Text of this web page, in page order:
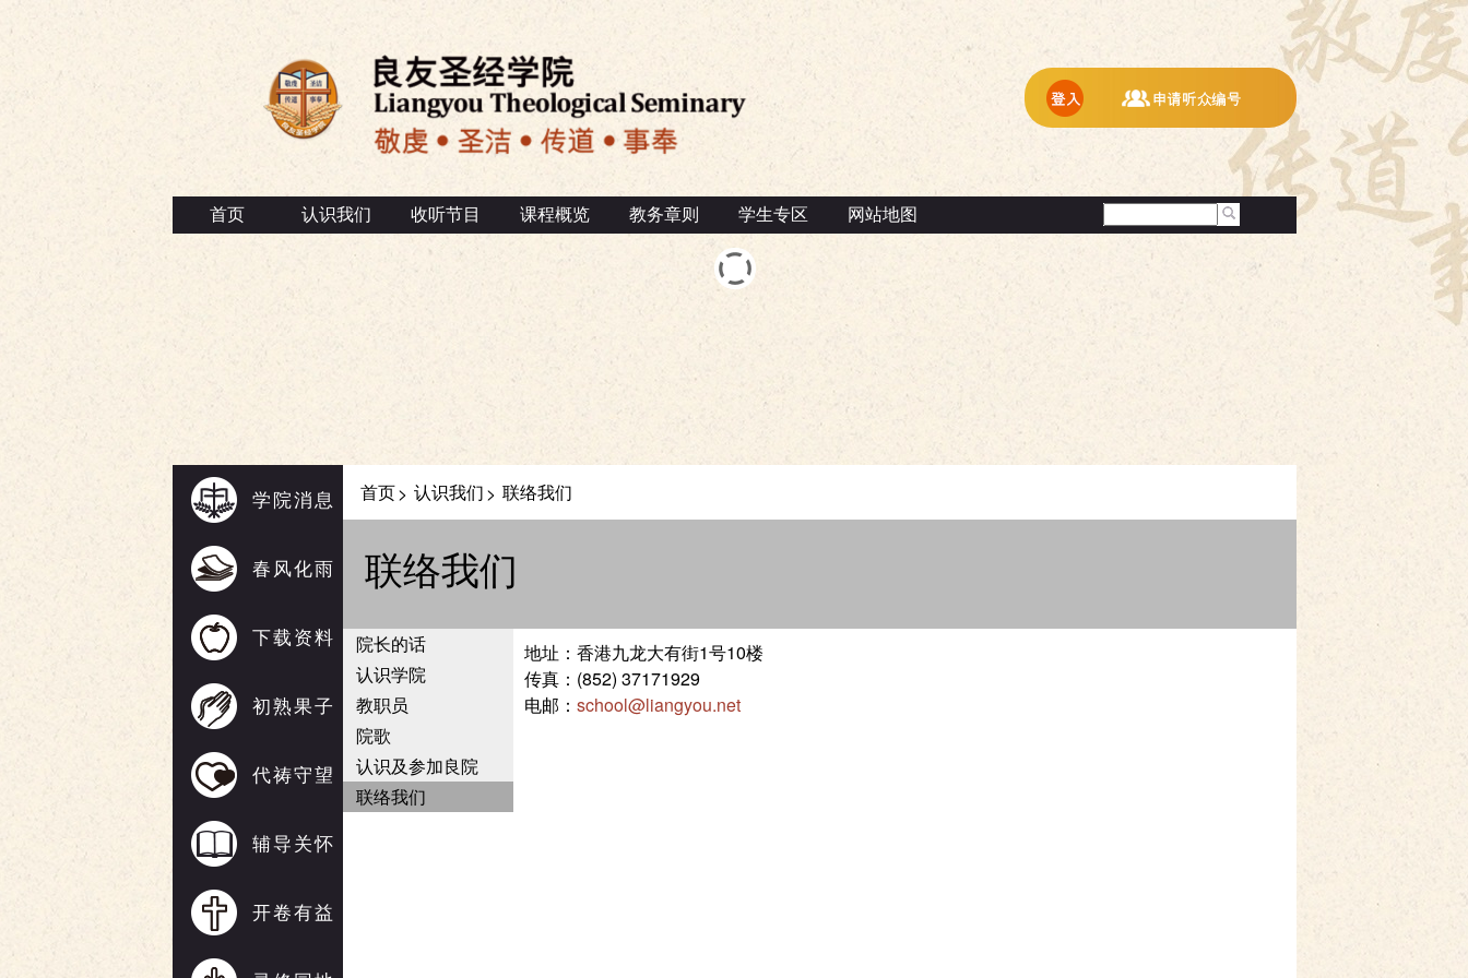
首页 认识我们 收听节目 课程概览 教务章则 学生专区 网站地图
学院消息
春风化雨
下载资料
初熟果子
代祷守望
辅导关怀
开卷有益
首页> 认识我们> 联络我们
联络我们
院长的话
认识学院
教职员
院歌
认识及参加良院
联络我们
地址：香港九龙大有街1号10楼
传真：(852) 37171929
电邮： school@liangyou.net